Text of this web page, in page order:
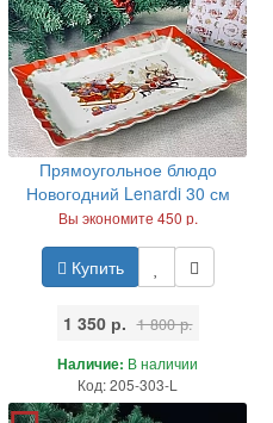
Прямоугольное блюдо
Новогодний Lenardi 30 см
Вы экономите 450 р.
Купить
1 350 р. 1 800 р.
Наличие: В наличии
Код: 205-303-L